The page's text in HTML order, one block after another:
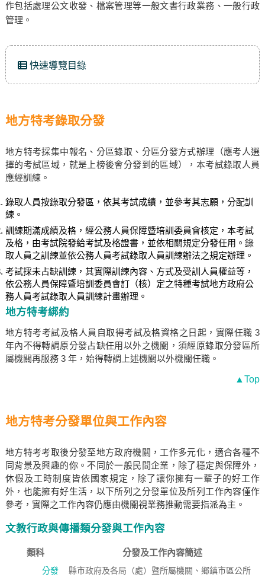
作包括處理公文收發、檔案管理等一般文書行政業務、一般行政
管理。
快速導覽目錄
地方特考錄取分發
地方特考採集中報名、分區錄取、分區分發方式辦理（應考人選
擇的考試區域，就是上榜後會分發到的區域），本考試錄取人員
應經訓練。
錄取人員按錄取分發區，依其考試成績，並參考其志願，分配訓
練。
訓練期滿成績及格，經公務人員保障暨培訓委員會核定，本考試
及格，由考試院發給考試及格證書，並依相關規定分發任用。錄
取人員之訓練並依公務人員考試錄取人員訓練辦法之規定辦理。
考試採未占缺訓練，其實際訓練內容、方式及受訓人員權益等，
依公務人員保障暨培訓委員會訂（核）定之特種考試地方政府公
務人員考試錄取人員訓練計畫辦理。
地方特考綁約
地方特考考試及格人員自取得考試及格資格之日起，實際任職 3
年內不得轉調原分發占缺任用以外之機關，須經原錄取分發區所
屬機關再服務 3 年，始得轉調上述機關以外機關任職。
▲Top
地方特考分發單位與工作內容
地方特考考取後分發至地方政府機關，工作多元化，適合各種不
同背景及興趣的你。不同於一般民間企業，除了穩定與保障外，
休假及工時制度皆依國家規定，除了讓你擁有一輩子的好工作
外，也能擁有好生活，以下所列之分發單位及所列工作內容僅作
參考，實際之工作內容仍應由機關視業務推動需要指派為主。
文教行政與傳播類分發與工作內容
類科 分發及工作內容簡述
分發
縣市政府及各局（處）暨所屬機關、鄉鎮市區公所